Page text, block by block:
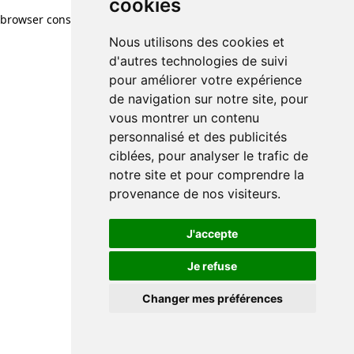
cookies
Nous utilisons des cookies et
d'autres technologies de suivi
pour améliorer votre expérience
de navigation sur notre site, pour
vous montrer un contenu
personnalisé et des publicités
ciblées, pour analyser le trafic de
notre site et pour comprendre la
provenance de nos visiteurs.
J'accepte
Je refuse
Changer mes préférences
browser console for more information)